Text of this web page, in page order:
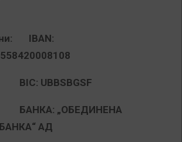
IBAN:
„ОБЕДИНЕНА
АД